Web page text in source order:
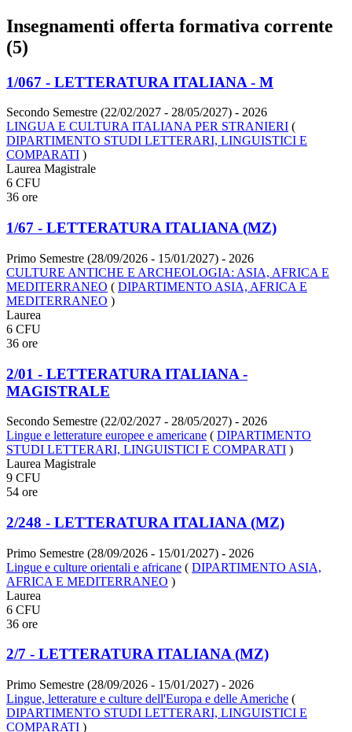
Insegnamenti offerta formativa corrente
(5)
1/067 - LETTERATURA ITALIANA - M
Secondo Semestre (22/02/2027 - 28/05/2027) - 2026
LINGUA E CULTURA ITALIANA PER STRANIERI (
DIPARTIMENTO STUDI LETTERARI, LINGUISTICI E
COMPARATI )
Laurea Magistrale
6 CFU
36 ore
1/67 - LETTERATURA ITALIANA (MZ)
Primo Semestre (28/09/2026 - 15/01/2027) - 2026
CULTURE ANTICHE E ARCHEOLOGIA: ASIA, AFRICA E
MEDITERRANEO ( DIPARTIMENTO ASIA, AFRICA E
MEDITERRANEO )
Laurea
6 CFU
36 ore
2/01 - LETTERATURA ITALIANA -
MAGISTRALE
Secondo Semestre (22/02/2027 - 28/05/2027) - 2026
Lingue e letterature europee e americane ( DIPARTIMENTO
STUDI LETTERARI, LINGUISTICI E COMPARATI )
Laurea Magistrale
9 CFU
54 ore
2/248 - LETTERATURA ITALIANA (MZ)
Primo Semestre (28/09/2026 - 15/01/2027) - 2026
Lingue e culture orientali e africane ( DIPARTIMENTO ASIA,
AFRICA E MEDITERRANEO )
Laurea
6 CFU
36 ore
2/7 - LETTERATURA ITALIANA (MZ)
Primo Semestre (28/09/2026 - 15/01/2027) - 2026
Lingue, letterature e culture dell'Europa e delle Americhe (
DIPARTIMENTO STUDI LETTERARI, LINGUISTICI E
COMPARATI )